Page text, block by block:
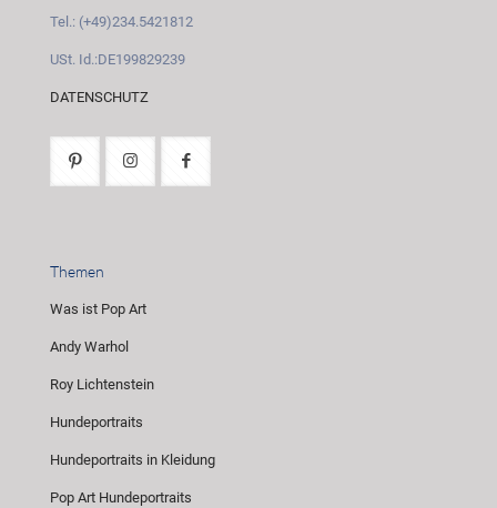
Tel.: (+49)234.5421812
USt. Id.:DE199829239
DATENSCHUTZ
Themen
Was ist Pop Art
Andy Warhol
Roy Lichtenstein
Hundeportraits
Hundeportraits in Kleidung
Pop Art Hundeportraits